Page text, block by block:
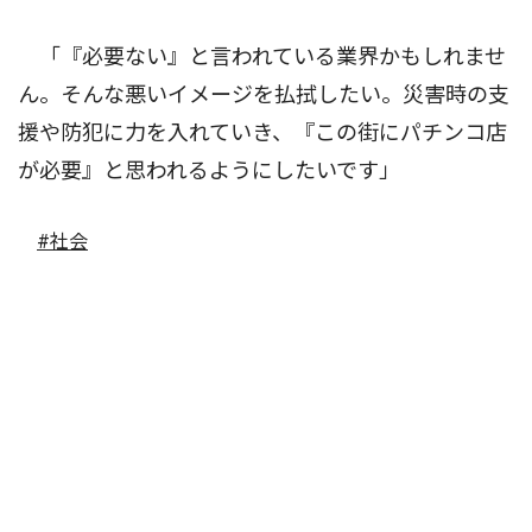
「『必要ない』と言われている業界かもしれませ
ん。そんな悪いイメージを払拭したい。災害時の支
援や防犯に力を入れていき、『この街にパチンコ店
が必要』と思われるようにしたいです」
#社会